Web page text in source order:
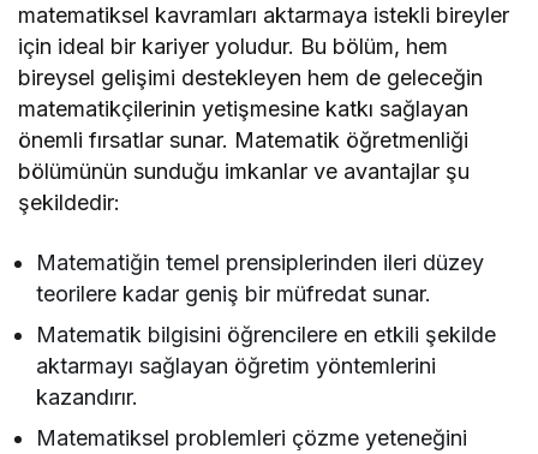
matematiksel kavramları aktarmaya istekli bireyler
için ideal bir kariyer yoludur. Bu bölüm, hem
bireysel gelişimi destekleyen hem de geleceğin
matematikçilerinin yetişmesine katkı sağlayan
önemli fırsatlar sunar. Matematik öğretmenliği
bölümünün sunduğu imkanlar ve avantajlar şu
şekildedir:
Matematiğin temel prensiplerinden ileri düzey
teorilere kadar geniş bir müfredat sunar.
Matematik bilgisini öğrencilere en etkili şekilde
aktarmayı sağlayan öğretim yöntemlerini
kazandırır.
Matematiksel problemleri çözme yeteneğini